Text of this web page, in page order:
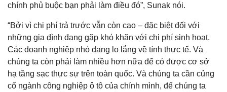
chính phủ buộc bạn phải làm điều đó”, Sunak nói.
“Bởi vì chi phí trả trước vẫn còn cao – đặc biệt đối với
những gia đình đang gặp khó khăn với chi phí sinh hoạt.
Các doanh nghiệp nhỏ đang lo lắng về tính thực tế. Và
chúng ta còn phải làm nhiều hơn nữa để có được cơ sở
hạ tầng sạc thực sự trên toàn quốc. Và chúng ta cần củng
cố ngành công nghiệp ô tô của chính mình, để chúng ta